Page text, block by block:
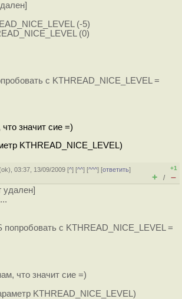
(-5)
(0)
с KTHREAD_NICE_LEVEL =
значит сие =)
KTHREAD_NICE_LEVEL)
ok), 03:37, 13/09/2009 [^] [^^] [^^^] [ответить]
+1
+ / –
удален]
попробовать с KTHREAD_NICE_LEVEL =
что значит сие =)
KTHREAD_NICE_LEVEL)